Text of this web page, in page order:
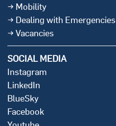
Mobility
Dealing with Emergencies
Vacancies
SOCIAL MEDIA
Instagram
LinkedIn
BlueSky
Facebook